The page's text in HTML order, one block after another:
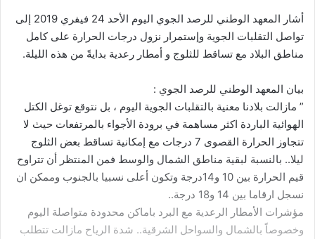
أشار المعهد الوطني للرصد الجوي اليوم الأحد 24 فيفري 2019 إلى
تواصل التقلبات الجوية وإستمرار نزول درجات الحرارة على كامل
مناطق البلاد مع تساقط للثلوج و أمطار رعدية بدايةً من هذه الليلة.
بيان المعهد الوطني للرصد الجوي :
” مازالت بلادنا معنية بالتقلبات الجوية اليوم ، بل نتوقع توغل الكتل
الهوائية الباردة اكثر مساهمة في برودة الأجواء بالمرتفعات حيث لا
تتجاوز الحرارة القصوى 7 درجات مع إمكانية تساقط بعض الثلوج
ليلا.. بالنسبة لبقية مناطق الشمال والوسط فمن المنتظر أن تتراوح
قيم الحرارة بين 10 و14درجة وتكون أعلى نسبيا بالجنوب وممكن ان
نسجل ارقاما بين 14 و18 درجة..
مؤشرات الأمطار الرعدية مع البرد باماكن محدودة متواصلة اليوم
وخصوصاً بالشمال والسواحل الشرقية.. شدة الرياح مازالت تتطلب